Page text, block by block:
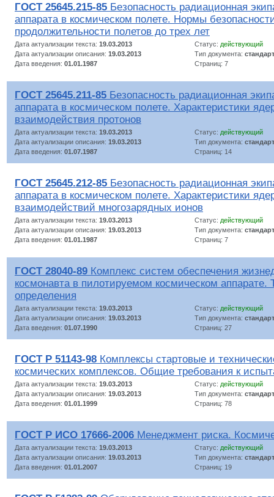
ГОСТ 25645.215-85 Безопасность радиационная
аппарата в космическом полете. Нормы
продолжительности полетов до трех лет
Дата актуализации текста: 19.03.2013 Статус: действующий
Дата актуализации описания: 19.03.2013 Тип документа: стандарт
Дата введения: 01.01.1987 Страниц: 7
ГОСТ 25645.211-85 Безопасность радиационная
аппарата в космическом полете. Характеристики
взаимодействия протонов
Дата актуализации текста: 19.03.2013 Статус: действующий
Дата актуализации описания: 19.03.2013 Тип документа: стандарт
Дата введения: 01.07.1987 Страниц: 14
ГОСТ 25645.212-85 Безопасность радиационная
аппарата в космическом полете. Характеристики
взаимодействий многозарядных ионов
Дата актуализации текста: 19.03.2013 Статус: действующий
Дата актуализации описания: 19.03.2013 Тип документа: стандарт
Дата введения: 01.01.1987 Страниц: 7
ГОСТ 28040-89 Комплекс систем обеспечения
космонавта в пилотируемом космическом аппарате.
определения
Дата актуализации текста: 19.03.2013 Статус: действующий
Дата актуализации описания: 19.03.2013 Тип документа: стандарт
Дата введения: 01.07.1990 Страниц: 27
ГОСТ Р 51143-98 Комплексы стартовые и
космических комплексов. Общие требования к
Дата актуализации текста: 19.03.2013 Статус: действующий
Дата актуализации описания: 19.03.2013 Тип документа: стандарт
Дата введения: 01.01.1999 Страниц: 78
ГОСТ Р ИСО 17666-2006 Менеджмент риска.
Дата актуализации текста: 19.03.2013 Статус: действующий
Дата актуализации описания: 19.03.2013 Тип документа: стандарт
Дата введения: 01.01.2007 Страниц: 19